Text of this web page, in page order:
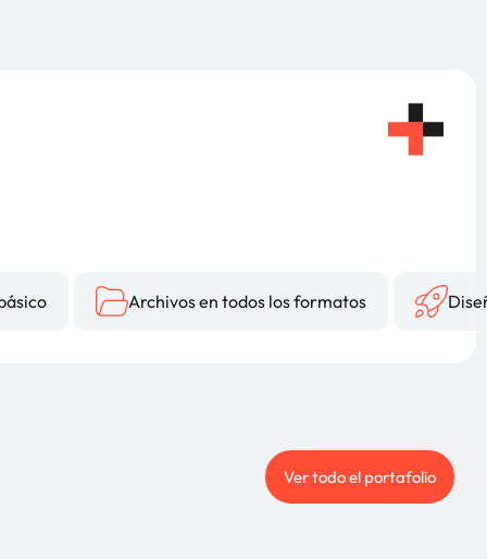
Archivos en todos los formatos
Ver todo el portafolio